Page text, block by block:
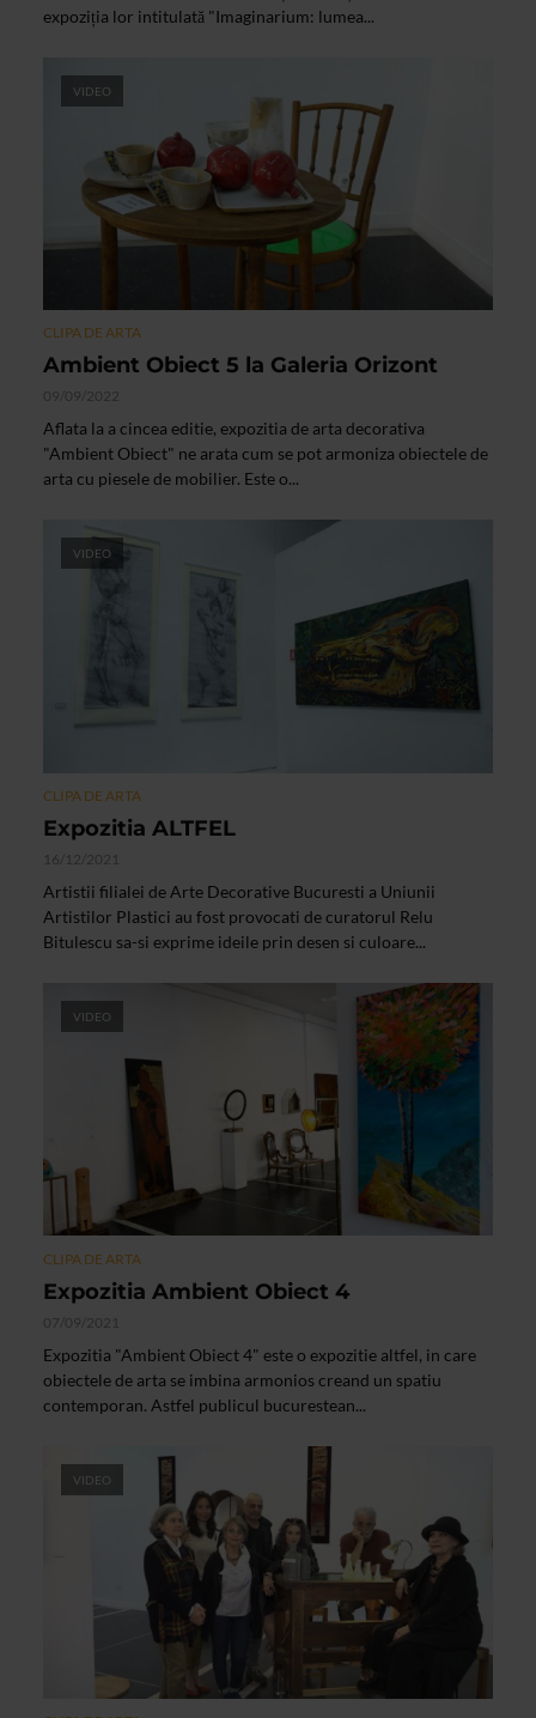
expoziția lor intitulată "Imaginarium: lumea...
VIDEO
CLIPA DE ARTA
Ambient Obiect 5 la Galeria Orizont
09/09/2022
Aflata la a cincea editie, expozitia de arta decorativa
"Ambient Obiect" ne arata cum se pot armoniza obiectele de
arta cu piesele de mobilier. Este o...
VIDEO
CLIPA DE ARTA
Expozitia ALTFEL
16/12/2021
Artistii filialei de Arte Decorative Bucuresti a Uniunii
Artistilor Plastici au fost provocati de curatorul Relu
Bitulescu sa-si exprime ideile prin desen si culoare...
VIDEO
CLIPA DE ARTA
Expozitia Ambient Obiect 4
07/09/2021
Expozitia "Ambient Obiect 4" este o expozitie altfel, in care
obiectele de arta se imbina armonios creand un spatiu
contemporan. Astfel publicul bucurestean...
VIDEO